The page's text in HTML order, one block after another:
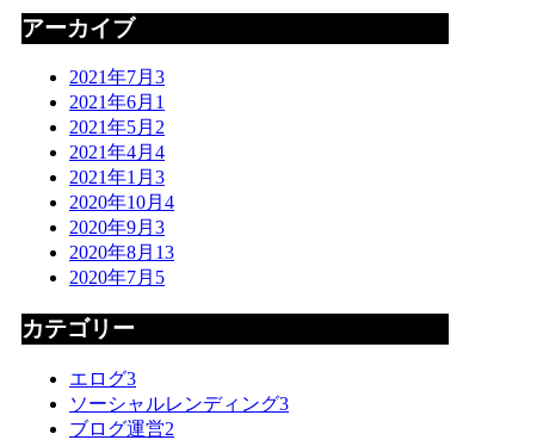
アーカイブ
2021年7月 3
2021年6月 1
2021年5月 2
2021年4月 4
2021年1月 3
2020年10月 4
2020年9月 3
2020年8月 13
2020年7月 5
カテゴリー
エログ3
ソーシャルレンディング3
ブログ運営2